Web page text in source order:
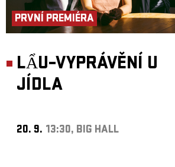
PRVNÍ PREMIÉRA
LẨU–VYPRÁVĚNÍ U
JÍDLA
20. 9. 13:30, BIG HALL